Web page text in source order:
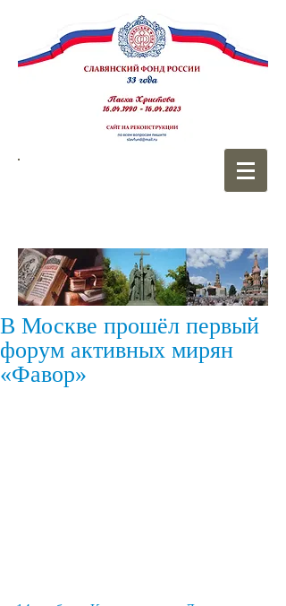
В Москве прошёл первый
форум активных мирян
«Фавор»